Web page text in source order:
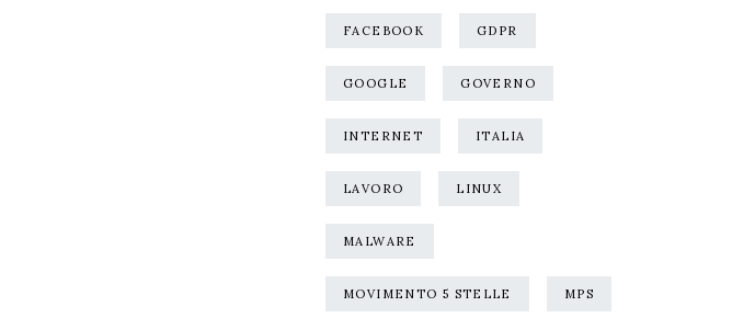
FACEBOOK GDPR
GOOGLE GOVERNO
INTERNET ITALIA
LAVORO LINUX
MALWARE
MOVIMENTO 5 STELLE MPS